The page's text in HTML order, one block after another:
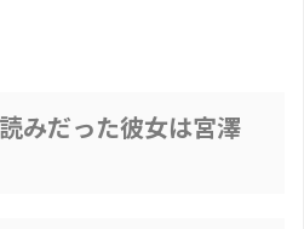
みだった彼女は宮澤